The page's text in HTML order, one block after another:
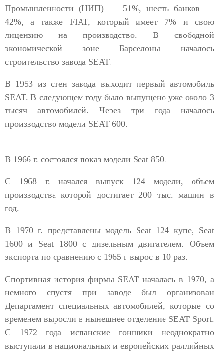
Промышленности (НИП) — 51%, шесть банков —
42%, а также FIAT, который имеет 7% и свою
лицензию на производство. В свободной
экономической зоне Барселоны началось
строительство завода SEAT.
В 1953 из стен завода выходит первый автомобиль
SEAT. В следующем году было выпущено уже около 3
тысяч автомобилей. Через три года началось
производство модели SEAT 600.
В 1966 г. состоялся показ модели Seat 850.
С 1968 г. начался выпуск 124 модели, объем
производства которой достигает 200 тыс. машин в
год.
В 1970 г. представлены модель Seat 124 купе, Seat
1600 и Seat 1800 с дизельным двигателем. Объем
экспорта по сравнению с 1965 г вырос в 10 раз.
Спортивная история фирмы SEAT началась в 1970, а
немного спустя при заводе был организован
Департамент специальных автомобилей, которые со
временем выросли в нынешнее отделение SEAT Sport.
С 1972 года испанские гонщики неоднократно
выступали в национальных и европейских раллийных